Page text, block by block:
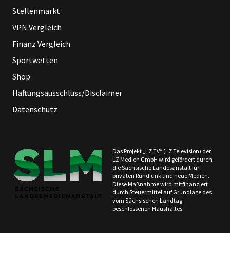
Stellenmarkt
VPN Vergleich
Finanz Vergleich
Sportwetten
Shop
Haftungsausschluss/Disclaimer
Datenschutz
Das Projekt „LZ TV“ (LZ Television) der
LZ Medien GmbH wird gefördert durch
die Sächsische Landesanstalt für
privaten Rundfunk und neue Medien.
Diese Maßnahme wird mitfinanziert
durch Steuermittel auf Grundlage des
vom Sächsischen Landtag
beschlossenen Haushaltes.